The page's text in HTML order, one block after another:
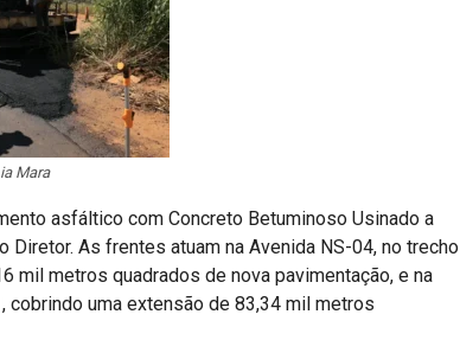
Mara
asfáltico com Concreto Betuminoso Usinado a
As frentes atuam na Avenida NS-04, no trecho
mil metros quadrados de nova pavimentação, e na
cobrindo uma extensão de 83,34 mil metros